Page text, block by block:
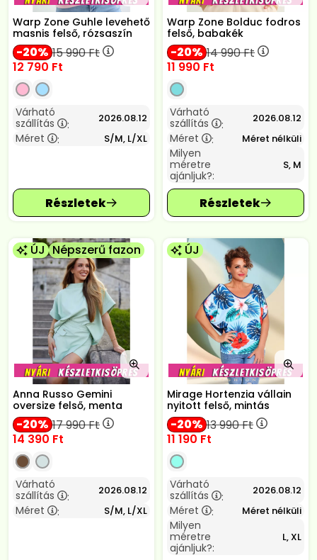
Warp Zone Guhle levehető
masnis felső, rózsaszín
20 15 990Ft
12 790 Ft
Várható
szállítás
: 2026.08.12
Méret : S/M, L/XL
Warp Zone Bolduc fodros
felső, babakék
20 14 990Ft
11 990 Ft
Várható
szállítás
: 2026.08.12
Méret : Méret nélküli
Milyen
méretre
ajánljuk?:
S, M
ÚJ Népszerű fazon
Anna Russo Gemini
oversize felső, menta
20 17 990Ft
14 390 Ft
Várható
szállítás
: 2026.08.12
Méret : S/M, L/XL
ÚJ
Mirage Hortenzia vállain
nyitott felső, mintás
20 13 990Ft
11 190 Ft
Várható
szállítás
: 2026.08.12
Méret : Méret nélküli
Milyen
méretre
ajánljuk?:
L, XL